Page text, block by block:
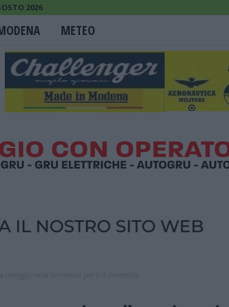
2026
METEO